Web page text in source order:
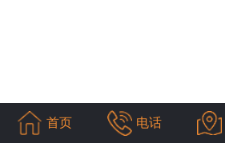
首页 电话